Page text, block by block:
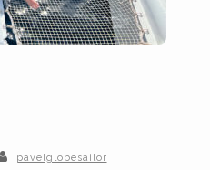
pavelglobesailor